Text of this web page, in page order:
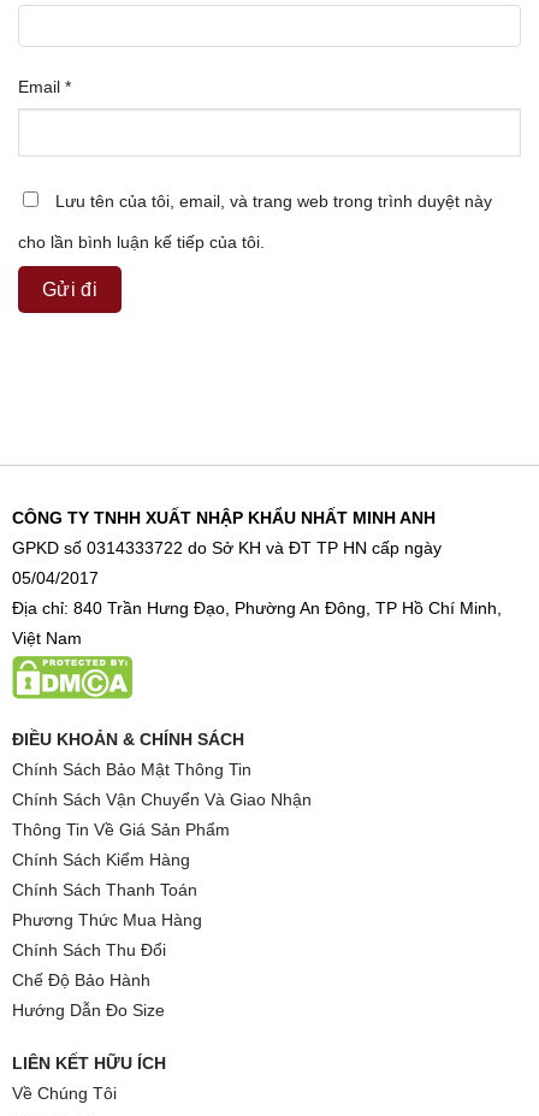
Email *
Lưu tên của tôi, email, và trang web trong trình duyệt này
cho lần bình luận kế tiếp của tôi.
CÔNG TY TNHH XUẤT NHẬP KHẨU NHẤT MINH ANH
GPKD số 0314333722 do Sở KH và ĐT TP HN cấp ngày
05/04/2017
Địa chỉ: 840 Trần Hưng Đạo, Phường An Đông, TP Hồ Chí Minh,
Việt Nam
ĐIỀU KHOẢN & CHÍNH SÁCH
Chính Sách Bảo Mật Thông Tin
Chính Sách Vận Chuyển Và Giao Nhận
Thông Tin Về Giá Sản Phẩm
Chính Sách Kiểm Hàng
Chính Sách Thanh Toán
Phương Thức Mua Hàng
Chính Sách Thu Đổi
Chế Độ Bảo Hành
Hướng Dẫn Đo Size
LIÊN KẾT HỮU ÍCH
Về Chúng Tôi